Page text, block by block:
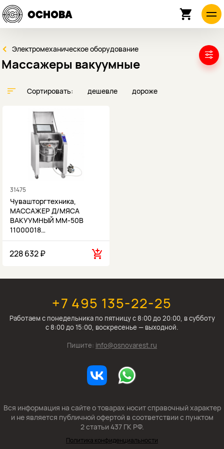
Электромеханическое оборудование
Массажеры вакуумные
Сортировать: дешевле дороже
31475
Чувашторгтехника,
МАССАЖЕР Д/МЯСА
ВАКУУМНЫЙ ММ-50В
11000018…
228 632 ₽
Вся информация на сайте о товарах носит справочный характер
и не является публичной офертой в соответствии с пунктом
2 статьи 437 ГК РФ.
Политика конфиденциальности
+7 495 135-22-25
Работаем c понедельника по пятницу с 8:00 до 20:00, в субботу
с 8:00 до 15:00, воскресенье — выходной.
Пишите: info@osnovarest.ru